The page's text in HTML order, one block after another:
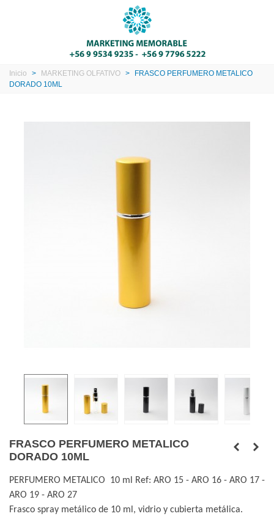
Inicio > MARKETING OLFATIVO >
FRASCO PERFUMERO METALICO
DORADO 10ML
FRASCO PERFUMERO METALICO
DORADO 10ML
PERFUMERO METALICO 10 ml
Ref: ARO 15 - ARO 16 - ARO 17 -
ARO 19 - ARO 27
Frasco spray metálico de 10 ml, vidrio y cubierta metálica.